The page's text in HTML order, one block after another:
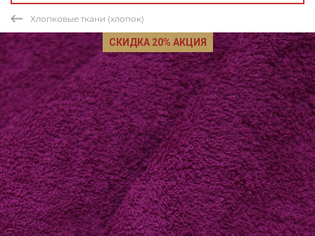
Хлопковые ткани (хлопок)
СКИДКА 20% АКЦИЯ